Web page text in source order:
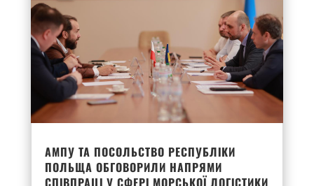
АМПУ ТА ПОСОЛЬСТВО РЕСПУБЛІКИ
ПОЛЬЩА ОБГОВОРИЛИ НАПРЯМИ
СПІВПРАЦІ У СФЕРІ МОРСЬКОЇ ЛОГІСТИКИ